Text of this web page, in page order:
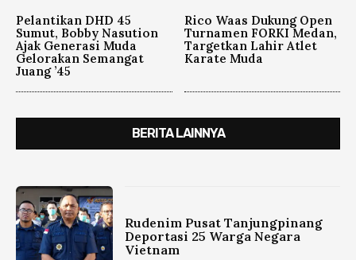
Pelantikan DHD 45
Sumut, Bobby Nasution
Ajak Generasi Muda
Gelorakan Semangat
Juang ’45
Rico Waas Dukung Open
Turnamen FORKI Medan,
Targetkan Lahir Atlet
Karate Muda
BERITA LAINNYA
Rudenim Pusat Tanjungpinang
Deportasi 25 Warga Negara
Vietnam